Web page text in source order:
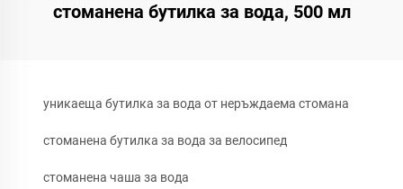
стоманена бутилка за вода, 500 мл
уникаеща бутилка за вода от неръждаема стомана
стоманена бутилка за вода за велосипед
стоманена чаша за вода